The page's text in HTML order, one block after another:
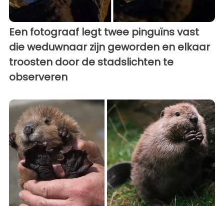
Een fotograaf legt twee pinguïns vast
die weduwnaar zijn geworden en elkaar
troosten door de stadslichten te
observeren